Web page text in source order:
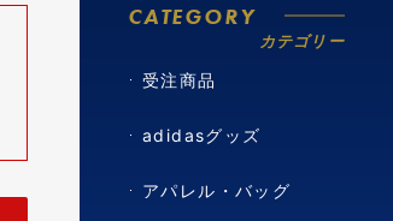
CATEGORY
カテゴリー
受注商品
adidasグッズ
アパレル・バッグ